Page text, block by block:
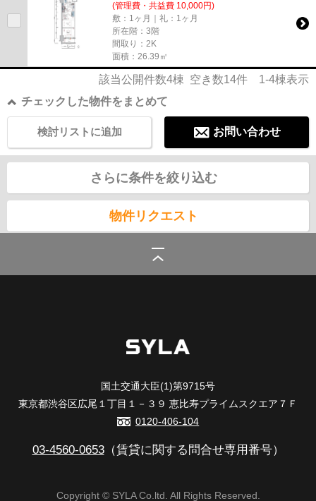
(管理費・共益費 10,000円)
敷：1ヶ月｜礼：1ヶ月
所在階：3階
間取り：2K
面積：26.39㎡
該当公開件数4棟 空き数14件 1-4棟表示
チェックした物件をまとめて
お問い合わせ
検討リストに追加
さらに条件を絞り込む
物件リクエスト
JR埼京線
国土交通大臣(1)第9715号
東京都渋谷区広尾１丁目１－３９ 恵比寿プライムスクエア７Ｆ
0120-406-104
03-4560-0653（賃貸に関する問合せ専用番号）
Copyright © SYLA Co.ltd. All Rights Reserved.